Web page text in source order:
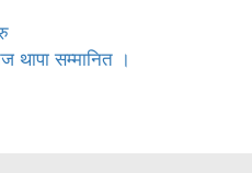
थापा सम्मानित ।